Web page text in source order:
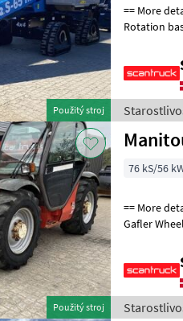
Použitý stroj
== More details (EN) == Classification: B
Rotation
Použitý stroj
76 kS/56
== More details (EN) == Classification: E
Gafler